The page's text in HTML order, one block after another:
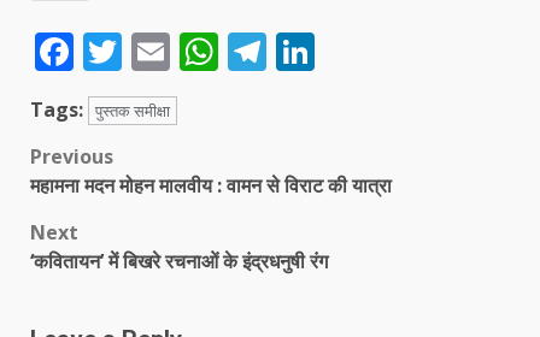
Facebook
Twitter
EmailWhatsApp
Telegram
Tags: पुस्तक समीक्षा
Post
Previous
महामना मदन मोहन मालवीय : वामन से विराट की यात्रा
Next
‘कवितायन’ में बिखरे रचनाओं के इंद्रधनुषी रंग